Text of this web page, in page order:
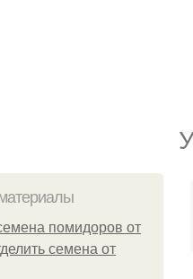
помидоров от
семена от